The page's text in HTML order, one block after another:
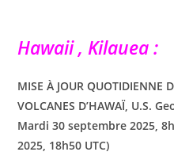
Hawaii , Kilauea :
MISE À JOUR QUOTIDIENNE
VOLCANES D’HAWAÏ, U.S.
Mardi 30 septembre 2025,
2025, 18h50 UTC)